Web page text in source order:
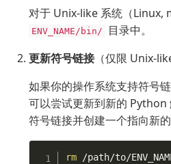
对于 Unix-like 系统（Linux,
ENV_NAME/bin/
目录中。
更新符号链接（仅限 Unix-
如果你的操作系统支持符号
可以尝试更新到新的 Python
符号链接并创建一个指向新
rm